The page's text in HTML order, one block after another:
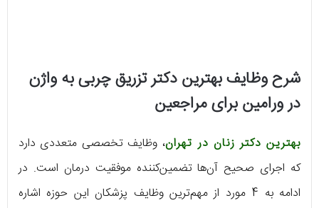
شرح وظایف بهترین دکتر تزریق چربی به واژن
در ورامین برای مراجعین
بهترین دکتر زنان در تهران، وظایف تخصصی متعددی دارد
که اجرای صحیح آن‌ها تضمین‌کننده موفقیت درمان است. در
ادامه به 4 مورد از مهم‌ترین وظایف پزشکان این حوزه اشاره